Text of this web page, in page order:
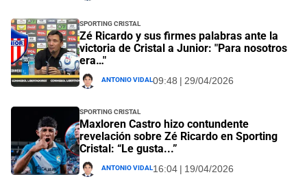
Sporting Cristal
Zé Ricardo y sus firmes palabras ante la
victoria de Cristal a Junior: "Para nosotros
era…"
Antonio Vidal09:48 | 29/04/2026
Sporting Cristal
Maxloren Castro hizo contundente
revelación sobre Zé Ricardo en Sporting
Cristal: “Le gusta...”
Antonio Vidal16:04 | 19/04/2026